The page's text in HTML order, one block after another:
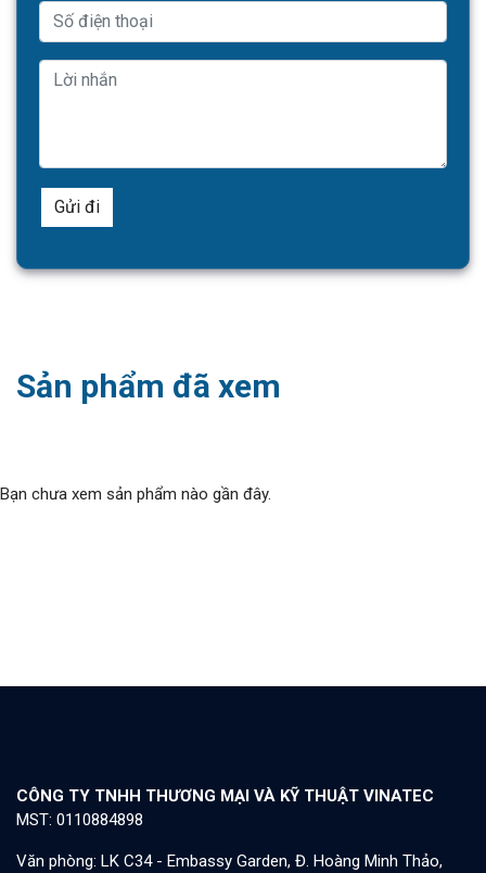
Sản phẩm đã xem
Bạn chưa xem sản phẩm nào gần đây.
CÔNG TY TNHH THƯƠNG MẠI VÀ KỸ THUẬT VINATEC
MST: 0110884898
Văn phòng: LK C34 - Embassy Garden, Đ. Hoàng Minh Thảo,